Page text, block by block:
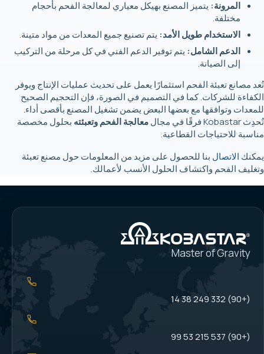
المرونة: يتميز المصنع بهيكل معياري لمعالجة الفحم بأحجام
مختلفة.
الاستخدام طويل الأمد: يتم تصنيع جميع المعدات من مواد متينة.
الدعم الشامل: يتم توفير الدعم الفني في كل مرحلة من التركيب
إلى الصيانة.
تُعد مصانع تعبئة الفحم استثمارًا يعمل على تحديث عمليات الإنتاج ويوفر
الكفاءة للشركات. كما في التصميم في الصورة، فإن التحجيم الصحيح
للمعدات وتوافقها مع بعضها البعض يضمن تشغيل المصنع بأقصى أداء.
تُحدِث Kobastar فرقًا في مجال
معالجة الفحم وتعبئته بحلول مخصصة
مناسبة للاحتياجات القطاعية.
يمكنك الاتصال بنا للحصول على مزيد من المعلومات حول مصنع تعبئة
وتغليف الفحم واكتشاف الحلول الأنسب لأعمالك.
Master of Gravity
(+90) 332 249 38 14
(+90) 537 215 53 99